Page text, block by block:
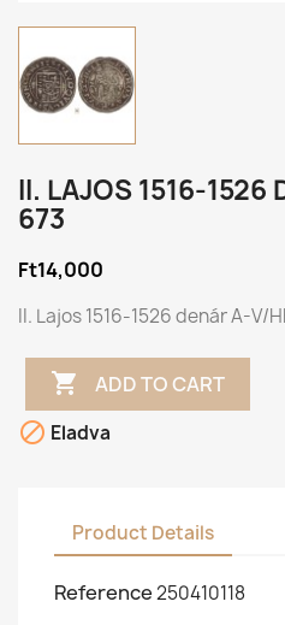
II. LAJOS 1516-1526
673
Ft14,000
II. Lajos 1516-1526 denár A-V/
 ADD TO CART
 Eladva
Product Details
Reference250410118